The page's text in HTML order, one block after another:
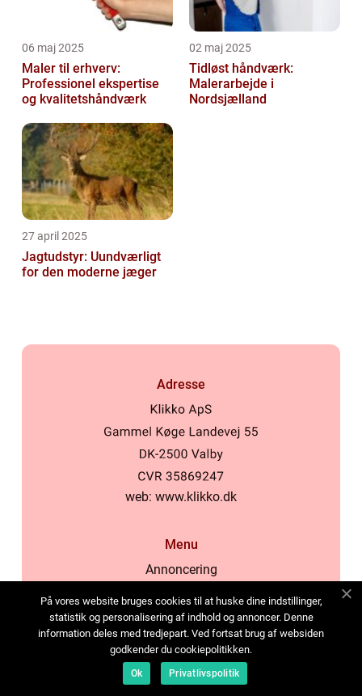
06 maj 2025
Maler til erhverv:
Professionel ekspertise
og kvalitetshåndværk
02 maj 2025
Tidløst håndværk:
Malerarbejde i
Nordsjælland
27 april 2025
Jagtudstyr: Uundværligt
for den moderne jæger
Adresse
web: www.klikko.dk
Menu
Annoncering
Cookies
Kontakt os
Sitemap
På vores website bruges cookies til at huske dine indstillinger,
statistik og personalisering af indhold og annoncer. Denne
information deles med tredjepart. Ved fortsat brug af websiden
godkender du cookiepolitikken.
Ok Privatlivspolitik